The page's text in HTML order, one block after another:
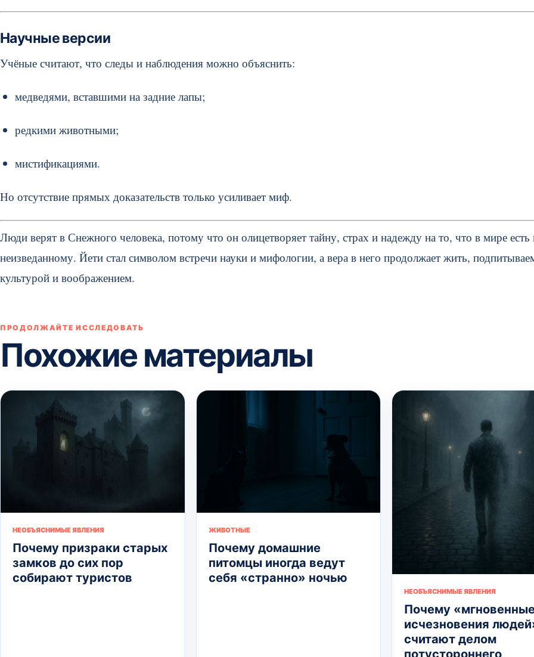
Научные версии
Учёные считают, что следы и наблюдения можно объяснить:
медведями, вставшими на задние лапы;
редкими животными;
мистификациями.
Но отсутствие прямых доказательств только усиливает миф.
Люди верят в Снежного человека, потому что он олицетворяет тайну, страх и надежду на то, что в мире есть
неизведанному. Йети стал символом встречи науки и мифологии, а вера в него продолжает жить,
культурой и воображением.
ПРОДОЛЖАЙТЕ ИССЛЕДОВАТЬ
Похожие материалы
НЕОБЪЯСНИМЫЕ ЯВЛЕНИЯ
Почему призраки старых
замков до сих пор
собирают туристов
ЖИВОТНЫЕ
Почему домашние
питомцы иногда ведут
себя «странно» ночью
НЕОБЪЯСНИМЫЕ ЯВЛЕНИЯ
Почему
исчезновения
считают делом
потустороннего